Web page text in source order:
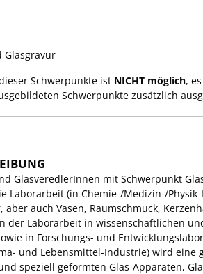
Glasgravur
Schwerpunkte ist NICHT möglich,
Schwerpunkte zusätzlich
GlasveredlerInnen mit Schwerpunkt
Laborarbeit (in Chemie-/Medizin-/
auch Vasen, Raumschmuck,
der Laborarbeit in wissenschaftlichen
in Forschungs- und
und Lebensmittel-Industrie) wird eine
speziell geformten Glas-Apparaten,